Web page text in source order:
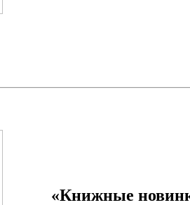
«Книжные